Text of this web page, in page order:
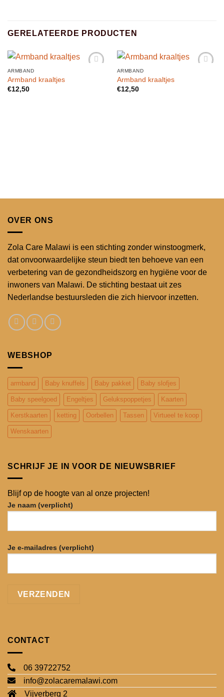
GERELATEERDE PRODUCTEN
ARMBAND
Armband kraaltjes
€12,50
ARMBAND
Armband kraaltjes
€12,50
OVER ONS
Zola Care Malawi is een stichting zonder winstoogmerk,
dat onvoorwaardelijke steun biedt ten behoeve van een
verbetering van de gezondheidszorg en hygiëne voor de
inwoners van Malawi. De stichting bestaat uit zes
Nederlandse bestuursleden die zich hiervoor inzetten.
WEBSHOP
armband Baby knuffels Baby pakket Baby slofjes
Baby speelgoed Engeltjes Gelukspoppetjes Kaarten
Kerstkaarten ketting Oorbellen Tassen Virtueel te koop
Wenskaarten
SCHRIJF JE IN VOOR DE NIEUWSBRIEF
Blijf op de hoogte van al onze projecten!
Je naam (verplicht)
Je e-mailadres (verplicht)
CONTACT
06 39722752
info@zolacaremalawi.com
Vijverberg 2